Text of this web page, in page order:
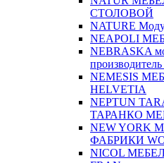
СТОЛОВОЙ
NATURE
NEAPOLI
NEBRASKA
NEMESIS
HELVETIA
NEPTUN
ТАРАНКО
NEW YORK
ФАБРИКИ
NICOL